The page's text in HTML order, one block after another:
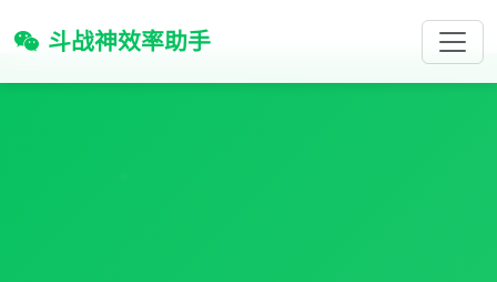
斗战神效率助手